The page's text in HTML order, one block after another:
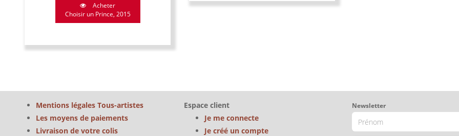
Acheter
Choisir un Prince, 2015
Mentions légales Tous-artistes
Les moyens de paiements
Livraison de votre colis
Espace client
Je me connecte
Je créé un compte
Newsletter